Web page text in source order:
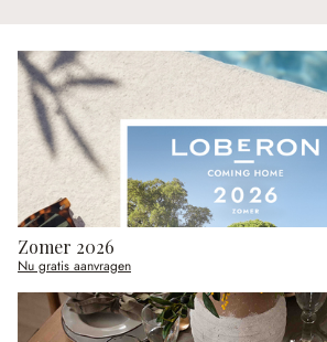
Zomer 2026
Nu gratis aanvragen